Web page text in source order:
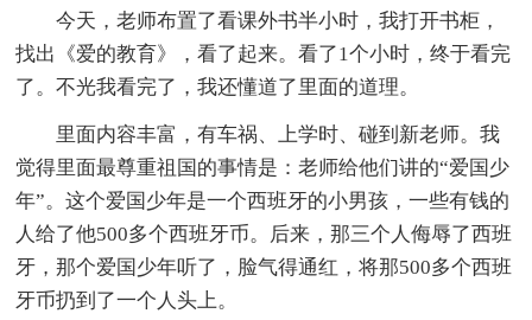
今天，老师布置了看课外书半小时，我打开书柜，
找出《爱的教育》，看了起来。看了1个小时，终于看完
了。不光我看完了，我还懂道了里面的道理。
里面内容丰富，有车祸、上学时、碰到新老师。我
觉得里面最尊重祖国的事情是：老师给他们讲的“爱国少
年”。这个爱国少年是一个西班牙的小男孩，一些有钱的
人给了他500多个西班牙币。后来，那三个人侮辱了西班
牙，那个爱国少年听了，脸气得通红，将那500多个西班
牙币扔到了一个人头上。